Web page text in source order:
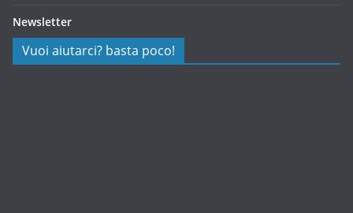
Newsletter
Vuoi aiutarci? basta poco!